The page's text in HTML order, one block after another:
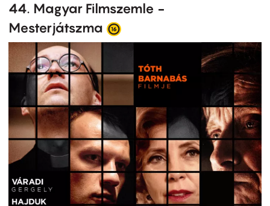
44. Magyar Filmszemle -
Mesterjátszma